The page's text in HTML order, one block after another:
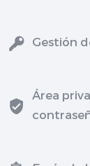
Gestión
Área